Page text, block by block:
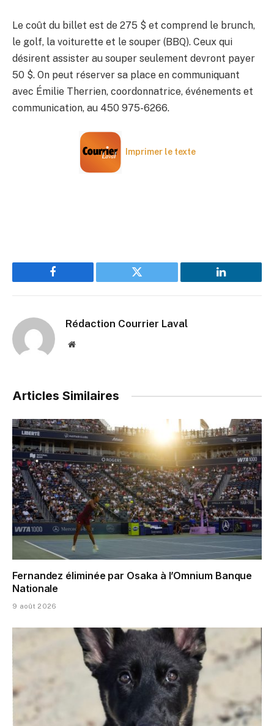
Le coût du billet est de 275 $ et comprend le brunch,
le golf, la voiturette et le souper (BBQ). Ceux qui
désirent assister au souper seulement devront payer
50 $. On peut réserver sa place en communiquant
avec Émilie Therrien, coordonnatrice, événements et
communication, au 450 975-6266.
Imprimer le texte
Facebook Twitter LinkedIn
Rédaction Courrier Laval
Website
Articles Similaires
Fernandez éliminée par Osaka à l’Omnium Banque
Nationale
9 août 2026